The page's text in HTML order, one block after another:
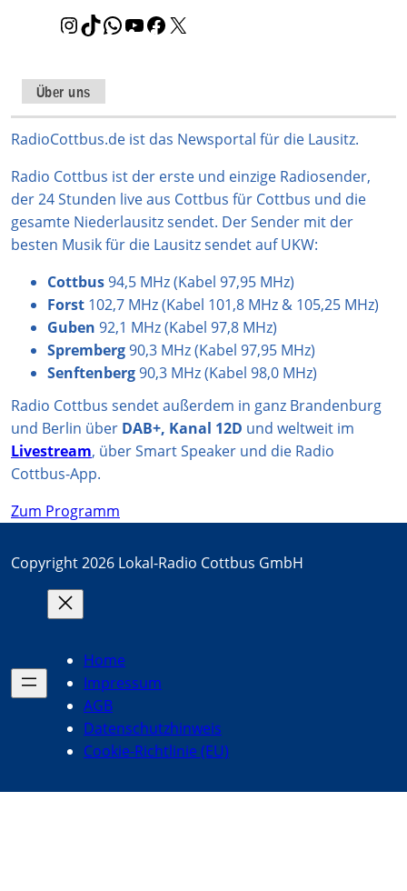
I
t
a
g
a
m
T
o
k
W
s
A
p
Y
u
b
F
b
o
k
Über uns
RadioCottbus.de ist das Newsportal für die Lausitz.
Radio Cottbus ist der erste und einzige Radiosender,
der 24 Stunden live aus Cottbus für Cottbus und die
gesamte Niederlausitz sendet. Der Sender mit der
besten Musik für die Lausitz sendet auf UKW:
Cottbus94,5 MHz (Kabel 97,95 MHz)
Forst 102,7 MHz (Kabel 101,8 MHz & 105,25 MHz)
Guben 92,1 MHz (Kabel 97,8 MHz)
Spremberg90,3 MHz (Kabel 97,95 MHz)
Senftenberg90,3 MHz (Kabel 98,0 MHz)
Radio Cottbus sendet außerdem in ganz Brandenburg
und Berlin über DAB+, Kanal 12D und weltweit im
Livestream, über Smart Speaker und die Radio
Cottbus-App.
Zum Programm
Copyright 2026 Lokal-Radio Cottbus GmbH
Home
Impressum
AGB
Datenschutzhinweis
Cookie-Richtlinie (EU)